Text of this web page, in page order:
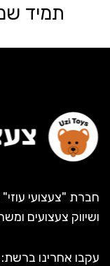
תמיד
חברת "צעצועי
ושיווק צעצועים
עקבו אחרינו ברשת: